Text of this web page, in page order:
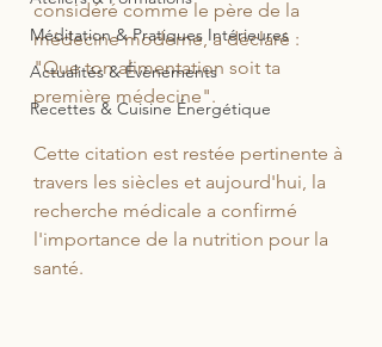
Méditation & Pratiques Intérieures
Actualités & Évènements
Recettes & Cuisine Énergétique
considéré comme le père de la
médecine moderne, a déclaré :
"Que ton alimentation soit ta
première médecine".
Cette citation est restée pertinente à
travers les siècles et aujourd'hui, la
recherche médicale a confirmé
l'importance de la nutrition pour la
santé.